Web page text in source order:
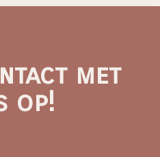
met
op!